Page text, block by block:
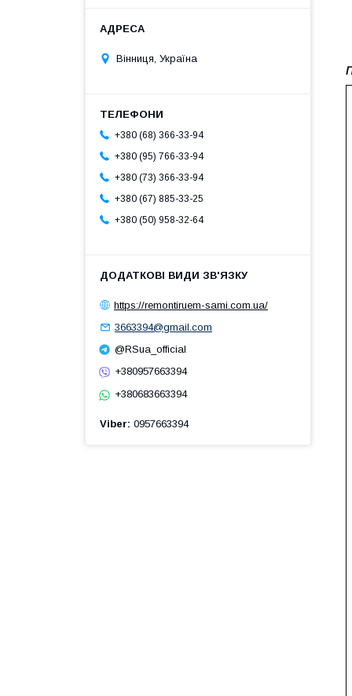
Вінниця, Україна
+380 (68) 366-33-94
+380 (95) 766-33-94
+380 (73) 366-33-94
+380 (67) 885-33-25
+380 (50) 958-32-64
https://remontiruem-sami.com.ua/
3663394@gmail.com
@RSua_official
+380957663394
+380683663394
Viber 0957663394